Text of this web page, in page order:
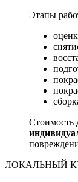
Этапы
Стоимость
ЛОКАЛЬНЫЙ